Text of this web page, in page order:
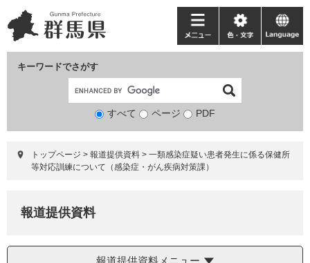
ー
ジ
ニ
ュ
て
キーワードでさがす
検
象
すべて ページ PDF
メ
ニ
ー
色・
文
language
トップページ > 報道提供資料 > 一類感染症疑い患者発生に係る保健所
等対応訓練について（感染症・がん疾病対策課）
報道提供資料
報道提供資料メニュー